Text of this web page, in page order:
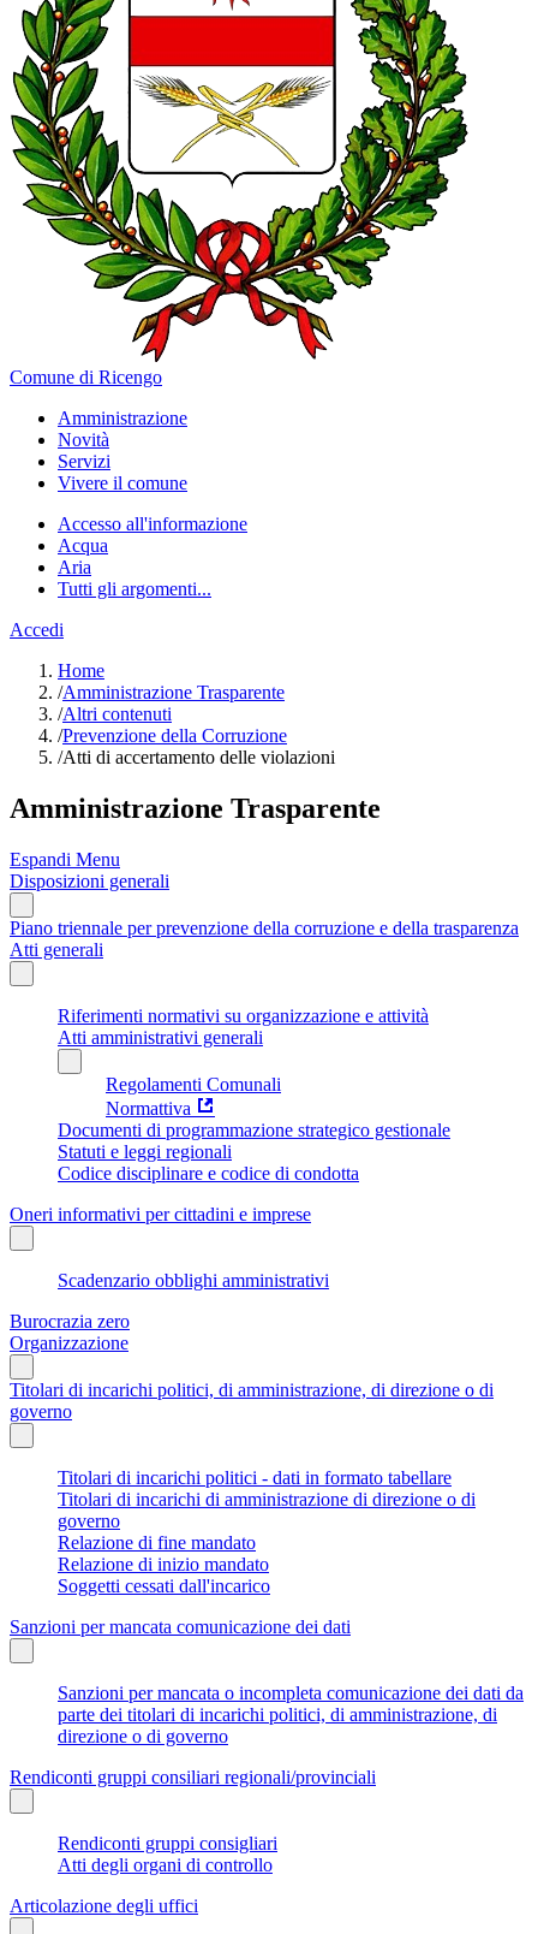
Comune di Ricengo
Amministrazione
Novità
Servizi
Vivere il comune
Accesso all'informazione
Acqua
Aria
Tutti gli argomenti...
Accedi
Home
/Amministrazione Trasparente
/Altri contenuti
/Prevenzione della Corruzione
/Atti di accertamento delle violazioni
Amministrazione Trasparente
Espandi Menu
Disposizioni generali
Piano triennale per prevenzione della corruzione e della trasparenza
Atti generali
Riferimenti normativi su organizzazione e attività
Atti amministrativi generali
Regolamenti Comunali
Normattiva
Documenti di programmazione strategico gestionale
Statuti e leggi regionali
Codice disciplinare e codice di condotta
Oneri informativi per cittadini e imprese
Scadenzario obblighi amministrativi
Burocrazia zero
Organizzazione
Titolari di incarichi politici, di amministrazione, di direzione o di
governo
Titolari di incarichi politici - dati in formato tabellare
Titolari di incarichi di amministrazione di direzione o di
governo
Relazione di fine mandato
Relazione di inizio mandato
Soggetti cessati dall'incarico
Sanzioni per mancata comunicazione dei dati
Sanzioni per mancata o incompleta comunicazione dei dati da
parte dei titolari di incarichi politici, di amministrazione, di
direzione o di governo
Rendiconti gruppi consiliari regionali/provinciali
Rendiconti gruppi consigliari
Atti degli organi di controllo
Articolazione degli uffici